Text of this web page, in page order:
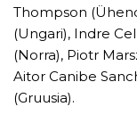
Thompson
(Ungari), Indre
(Norra), Piotr
Aitor Canibe
(Gruusia).